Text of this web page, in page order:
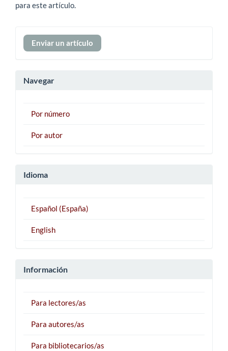
para este artículo.
Enviar
un
Enviar un artículo
Navegar
Por número
Por autor
Idioma
Español (España)
English
Información
Para lectores/as
Para autores/as
Para bibliotecarios/as